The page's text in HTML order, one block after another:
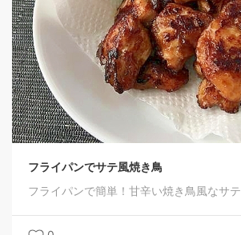
テ風焼き鳥
単！甘辛い焼き鳥風なサテ